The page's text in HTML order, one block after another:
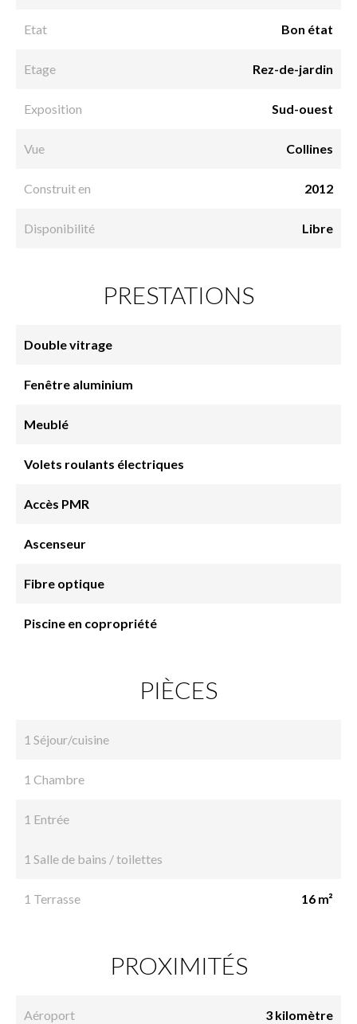
Etat Bon état
Etage Rez-de-jardin
Exposition Sud-ouest
Vue Collines
Construit en 2012
Disponibilité Libre
PRESTATIONS
Double vitrage
Fenêtre aluminium
Meublé
Volets roulants électriques
Accès PMR
Ascenseur
Fibre optique
Piscine en copropriété
PIÈCES
1 Séjour/cuisine
1 Chambre
1 Entrée
1 Salle de bains / toilettes
1 Terrasse 16 m²
PROXIMITÉS
Aéroport 3 kilomètre